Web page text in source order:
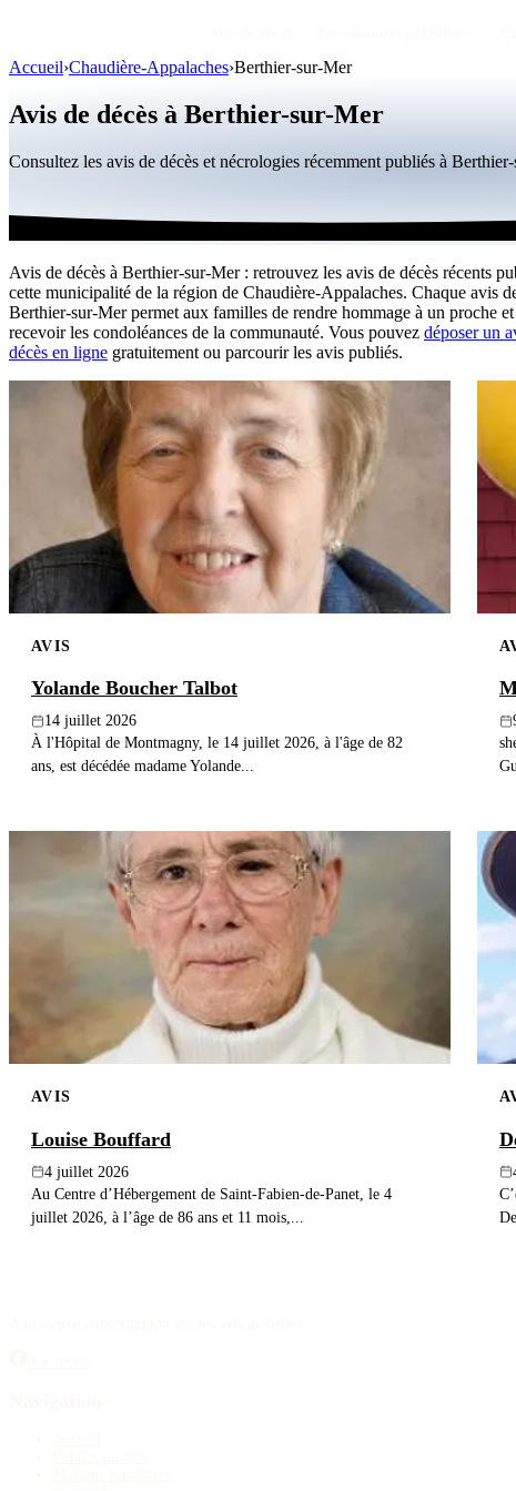
Accueil›Chaudière-Appalaches›Berthier-sur-Mer
Avis de décès à Berthier-sur-Mer
Consultez les avis de décès et nécrologies récemment publiés à
Avis de décès à Berthier-sur-Mer : retrouvez les avis de décès récents
cette municipalité de la région de Chaudière-Appalaches. Chaque avis
Berthier-sur-Mer permet aux familles de rendre hommage à un proche
recevoir les condoléances de la communauté. Vous pouvez déposer un
décès en ligne gratuitement ou parcourir les avis publiés.
AVIS
Yolande Boucher Talbot
14 juillet 2026
À l'Hôpital de Montmagny, le 14 juillet 2026, à l'âge de 82
ans, est décédée madame Yolande...
AVIS
Louise Bouffard
4 juillet 2026
Au Centre d’Hébergement de Saint-Fabien-de-Panet, le 4
juillet 2026, à l’âge de 86 ans et 11 mois,...